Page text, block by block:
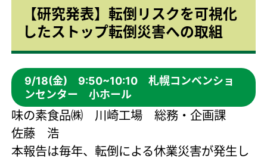
【研究発表】転倒リスクを可視化
したストップ転倒災害への取組
9/18(金) 9:50~10:10 札幌コンベンショ
ンセンター 小ホール
味の素食品㈱ 川崎工場 総務・企画課
佐藤 浩
本報告は毎年、転倒による休業災害が発生し